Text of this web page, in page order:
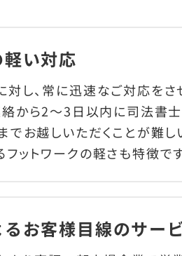
い対応
し、常に迅速なご対応をさ
から2～3日以内に司法書
でお越しいただくことが難し
ットワークの軽さも特徴です
お客様目線のサー